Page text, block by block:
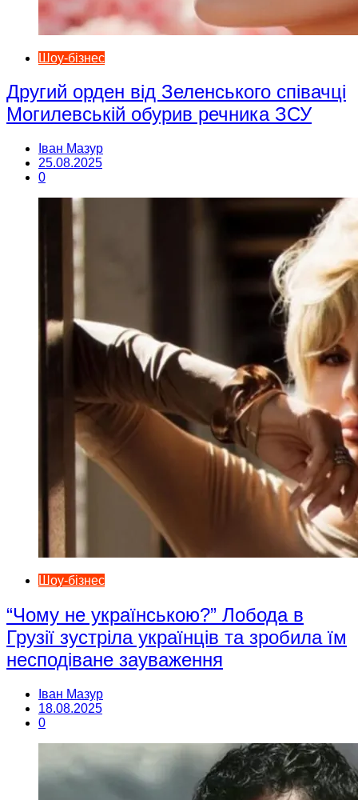
Шоу-бізнес
Другий орден від Зеленського співачці
Могилевській обурив речника ЗСУ
Іван Мазур
25.08.2025
0
Шоу-бізнес
“Чому не українською?” Лобода в
Грузії зустріла українців та зробила їм
несподіване зауваження
Іван Мазур
18.08.2025
0